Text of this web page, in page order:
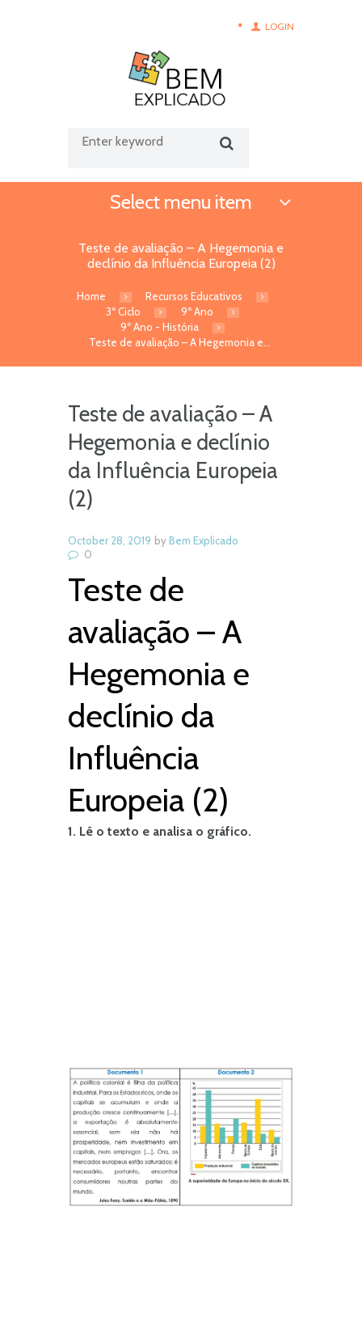
LOGIN
Select menu item
Teste de avaliação – A Hegemonia e
declínio da Influência Europeia (2)
Home
Recursos Educativos
3º Ciclo
9º Ano
9º Ano - História
Teste de avaliação – A Hegemonia e...
Teste de avaliação – A
Hegemonia e declínio
da Influência Europeia
(2)
October 28, 2019 byBem Explicado
0
Teste de
avaliação – A
Hegemonia e
declínio da
Influência
Europeia (2)
1. Lê o texto e analisa o gráfico.